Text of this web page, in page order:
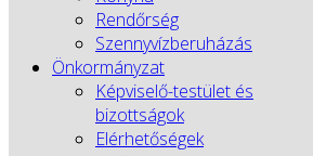
Rendőrség
Szennyvízberuházás
Önkormányzat
Képviselő-testület és
bizottságok
Elérhetőségek